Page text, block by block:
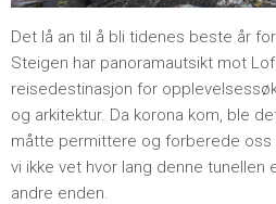
Det lå an til å bli tidenes beste år
Steigen har panoramautsikt mot
reisedestinasjon for
og arkitektur. Da korona kom, ble
måtte permittere og forberede oss
vi ikke vet hvor lang denne tunellen
andre enden.